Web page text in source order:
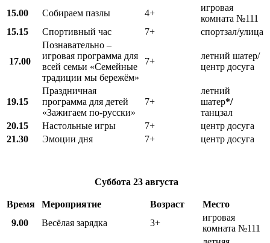
15.00
Собираем пазлы 4+
игровая
комната №111
15.15
Спортивный час 7+ спортзал/улица
17.00
Познавательно –
игровая программа для
всей семьи «Семейные
традиции мы бережём»
7+
летний шатер/
центр досуга
19.15
Праздничная
программа для детей
«Зажигаем по-русски»
7+
летний
шатер*/
танцзал
20.15
Настольные игры 7+
центр досуга
21.30
Эмоции дня 7+ центр досуга
Суббота 23 августа
Время Мероприятие Возраст
Место
9.00
Весёлая зарядка 3+
игровая
комната №111